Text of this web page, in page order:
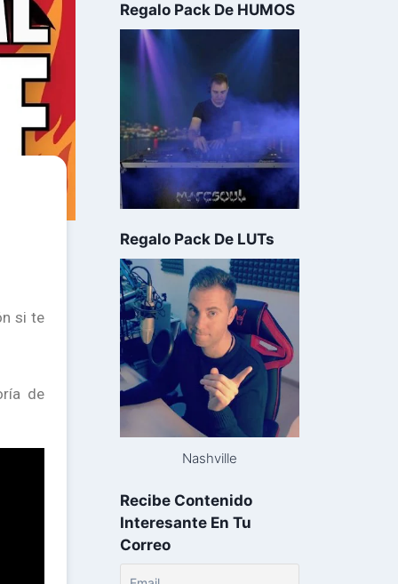
si te
de
Regalo Pack De HUMOS
Regalo Pack De LUTs
Nashville
Recibe Contenido
Interesante En Tu
Correo